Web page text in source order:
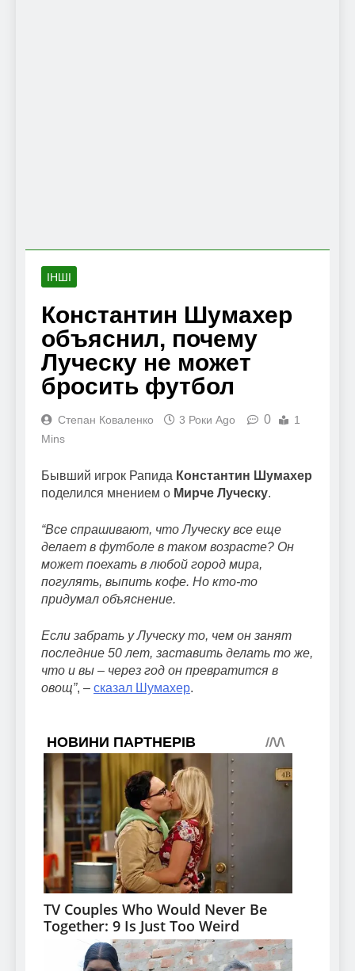
ІНШІ
Константин Шумахер
объяснил, почему
Луческу не может
бросить футбол
Степан Коваленко 3 Роки Ago 0
1
Mins
Бывший игрок Рапида Константин Шумахер
поделился мнением о Мирче Луческу.
“Все спрашивают, что Луческу все еще
делает в футболе в таком возрасте? Он
может поехать в любой город мира,
погулять, выпить кофе. Но кто-то
придумал объяснение.
Если забрать у Луческу то, чем он занят
последние 50 лет, заставить делать то же,
что и вы – через год он превратится в
овощ”, – сказал Шумахер.